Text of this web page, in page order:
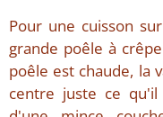
Pour une cuisson
grande poêle à
poêle est chaude, la
centre juste ce